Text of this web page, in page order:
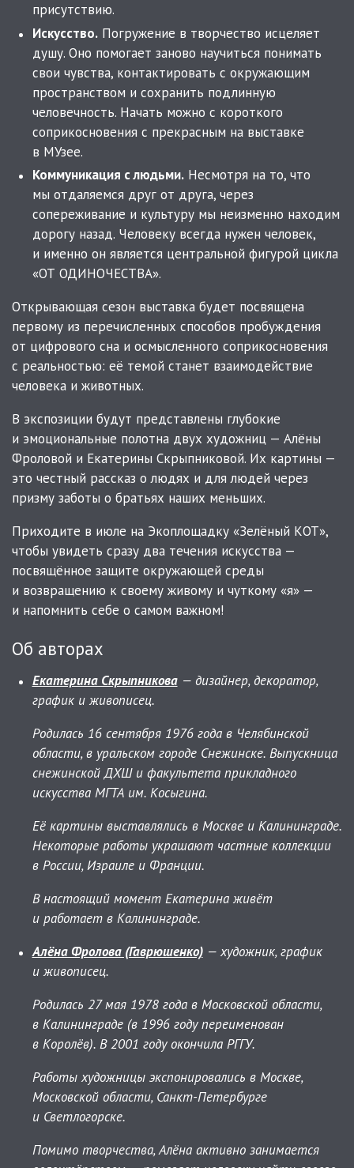
присутствию.
Искусство.Погружение в творчество исцеляет
душу. Оно помогает заново научиться понимать
свои чувства, контактировать с окружающим
пространством и сохранить подлинную
человечность. Начать можно с короткого
соприкосновения с прекрасным на выставке
в МУзее.
Коммуникация с людьми.Несмотря на то, что
мы отдаляемся друг от друга, через
сопереживание и культуру мы неизменно находим
дорогу назад. Человеку всегда нужен человек,
и именно он является центральной фигурой цикла
«ОТ ОДИНОЧЕСТВА».
Открывающая сезон выставка будет посвящена
первому из перечисленных способов пробуждения
от цифрового сна и осмысленного соприкосновения
с реальностью: её темой станет взаимодействие
человека и животных.
В экспозиции будут представлены глубокие
и эмоциональные полотна двух художниц — Алёны
Фроловой и Екатерины Скрыпниковой. Их картины —
это честный рассказ о людях и для людей через
призму заботы о братьях наших меньших.
Приходите в июле на Экоплощадку «Зелёный КОТ»,
чтобы увидеть сразу два течения искусства —
посвящённое защите окружающей среды
и возвращению к своему живому и чуткому «я» —
и напомнить себе о самом важном!
Об авторах
Екатерина Скрыпникова— дизайнер, декоратор,
график и живописец.
Родилась 16 сентября 1976 года в Челябинской
области, в уральском городе Снежинске. Выпускница
снежинской ДХШ и факультета прикладного
искусства МГТА им. Косыгина.
Её картины выставлялись в Москве и Калининграде.
Некоторые работы украшают частные коллекции
в России, Израиле и Франции.
В настоящий момент Екатерина живёт
и работает в Калининграде.
Алёна Фролова (Гаврюшенко)— художник, график
и живописец.
Родилась 27 мая 1978 года в Московской области,
в Калининграде (в 1996 году переименован
в Королёв). В 2001 году окончила РГГУ.
Работы художницы экспонировались в Москве,
Московской области, Санкт-Петербурге
и Светлогорске.
Помимо творчества, Алёна активно занимается